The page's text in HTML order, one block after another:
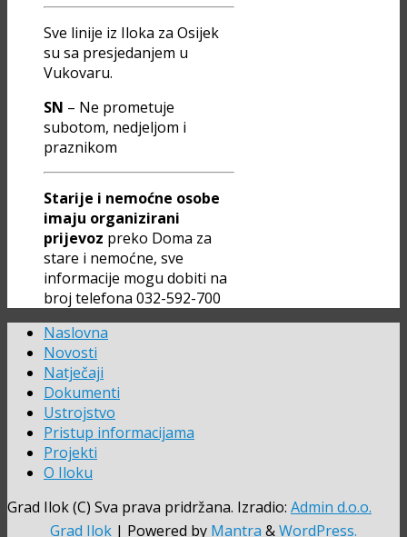
Sve linije iz Iloka za Osijek
su sa presjedanjem u
Vukovaru.
SN – Ne prometuje
subotom, nedjeljom i
praznikom
Starije i nemoćne osobe
imaju organizirani
prijevoz preko Doma za
stare i nemoćne, sve
informacije mogu dobiti na
broj telefona 032-592-700
Naslovna
Novosti
Natječaji
Dokumenti
Ustrojstvo
Pristup informacijama
Projekti
O Iloku
Grad Ilok (C) Sva prava pridržana. Izradio: Admin d.o.o.
Grad Ilok | Powered by Mantra &WordPress.